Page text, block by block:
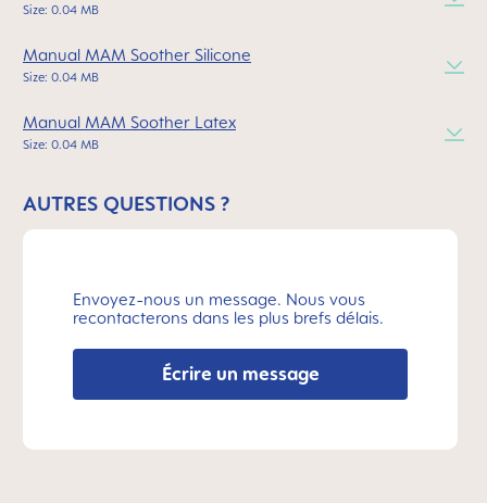
Size: 0.04 MB
Manual MAM Soother Silicone
Size: 0.04 MB
Manual MAM Soother Latex
Size: 0.04 MB
AUTRES QUESTIONS ?
Envoyez-nous un message. Nous vous
recontacterons dans les plus brefs délais.
Écrire un message